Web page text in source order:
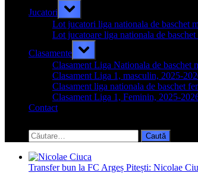
Jucatori
Toggle
sub-
menu
Lot jucatori liga nationala de baschet
Lot jucatoare liga nationala de
Clasamente
Toggle
sub-
menu
Clasament Liga Nationala de baschet
Clasament Liga 1, masculin, 2025-
Clasament liga nationala de baschet
Clasament Liga 1, Feminin, 2025-
Contact
search
form
Caută
după:
Transfer bun la FC Argeș Pitești: Nicolae